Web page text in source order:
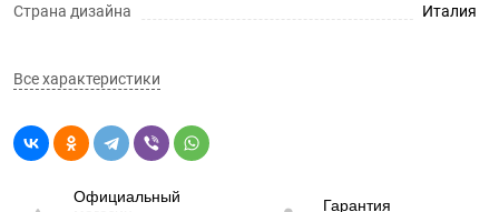
Страна дизайна
Италия
Все характеристики
Официальный
Гарантия